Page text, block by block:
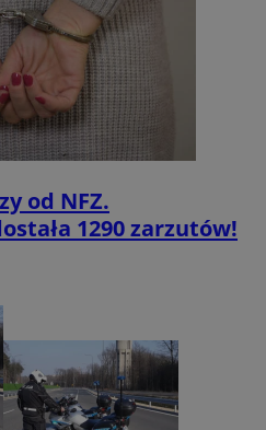
od NFZ.
1290 zarzutów!